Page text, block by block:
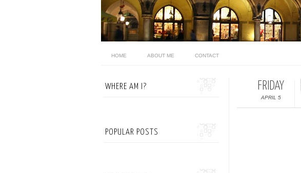
HOME ABOUT ME CONTACT
FRIDAY
APRIL 5
WHERE AM I?
POPULAR POSTS